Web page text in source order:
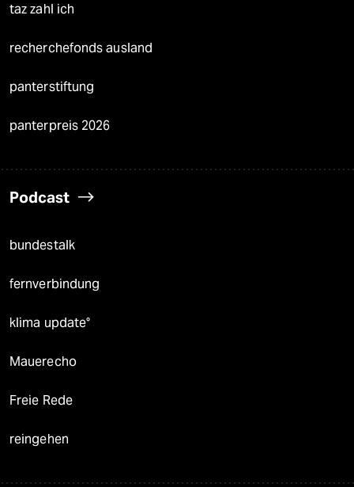
taz zahl ich
recherchefonds ausland
panterstiftung
panterpreis 2026
Podcast
bundestalk
fernverbindung
klima update°
Mauerecho
Freie Rede
reingehen